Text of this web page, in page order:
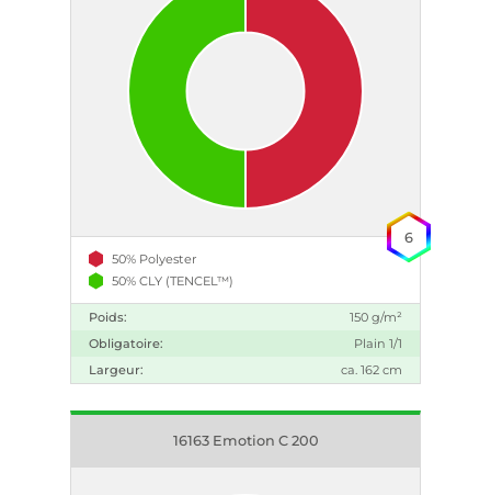
50% Polyester
50% CLY (TENCEL™)
Poids:
150 g/m²
Obligatoire:
Plain 1/1
Largeur:
ca. 162 cm
6
16163 Emotion C 200